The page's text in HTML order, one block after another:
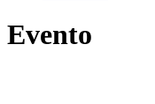
Evento